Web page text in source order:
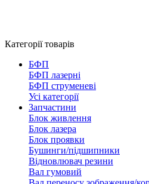
Категорії товарів
БФП
БФП лазерні
БФП струменеві
Усі категорії
Запчастини
Блок живлення
Блок лазера
Блок проявки
Бушинги/підшипники
Відновлювач резини
Вал гумовий